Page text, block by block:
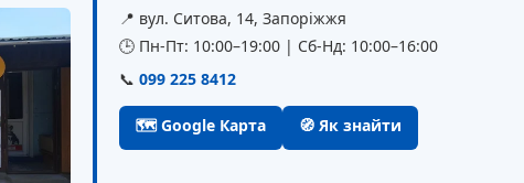
📍 вул. Ситова, 14, Запоріжжя
🕒 Пн-Пт: 10:00–19:00 | Сб-Нд: 10:00–16:00
📞 099 225 8412
🗺 Google Карта 🧭 Як знайти